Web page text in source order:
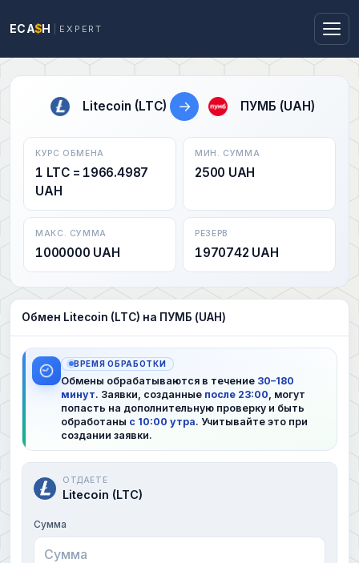
ECA$H EXPERT
Litecoin (LTC) → ПУМБ (UAH)
КУРС ОБМЕНА
1 LTC = 1966.4987
UAH
МИН. СУММА
2500 UAH
МАКС. СУММА
1000000 UAH
РЕЗЕРВ
1970742 UAH
Обмен Litecoin (LTC) на ПУМБ (UAH)
ВРЕМЯ ОБРАБОТКИ
Обмены обрабатываются в течение 30–180
минут. Заявки, созданные после 23:00 , могут
попасть на дополнительную проверку и быть
обработаны с 10:00 утра. Учитывайте это при
создании заявки.
ОТДАЕТЕ
Litecoin (LTC)
Сумма